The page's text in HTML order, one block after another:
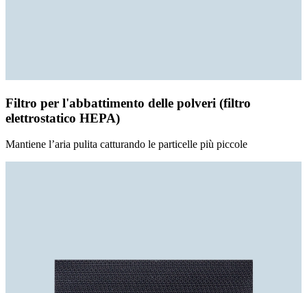
Filtro per l'abbattimento delle polveri (filtro
elettrostatico HEPA)
Mantiene l’aria pulita catturando le particelle più piccole